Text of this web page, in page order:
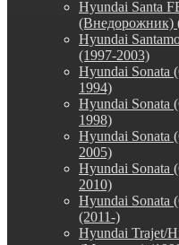
Hyundai Santa
(Внедорожник)
Hyundai
(1997-2003)
Hyundai Sonata
1994)
Hyundai Sonata
1998)
Hyundai Sonata
2005)
Hyundai Sonata
2010)
Hyundai Sonata
(2011-)
Hyundai Trajet/